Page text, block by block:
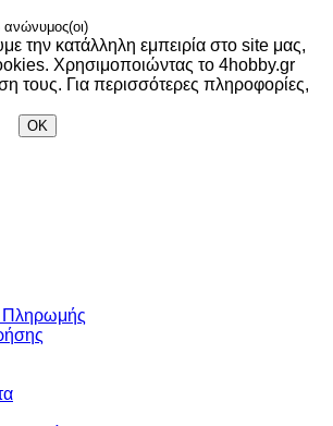
την κατάλληλη εμπειρία στο site μας,
Χρησιμοποιώντας το 4hobby.gr
τους. Για περισσότερες πληροφορίες,
OK
Πληρωμής